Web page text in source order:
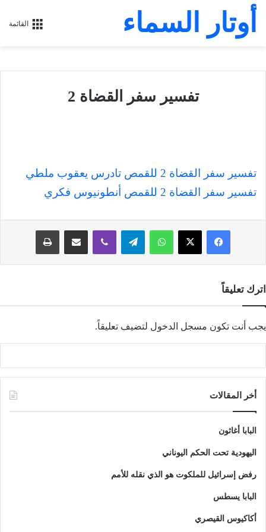
القائمة أوتار السماء
تفسير سفر القضاة 2
تفسير سفر القضاة 2 للقمص تادرس يعقوب ملطي
تفسير سفر القضاة 2 للقمص أنطونيوس فكري
فيسبوك‫X واتسابتيلقرامڤايبر مشاركة عبر البريد طباعة
اترك تعليقاً
يجب أنت تكون مسجل الدخول لتضيف تعليقاً.
أخر المقالات
البابا أغاثون
اليهودية تحت الحكم اليوناني
رفض إسرائيل للملكوت هو الذي نقله للأمم
البابا يسطس
أكاكيوس القيصري